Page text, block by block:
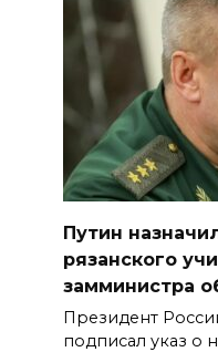
Путин
рязанского
замминистра
Президент
подписал указ о